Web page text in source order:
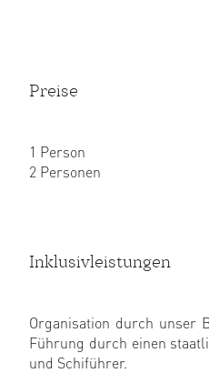
Preise
1 Person
2 Personen
Inklusivleistungen
Organisation durch unser
Führung durch einen
und Schiführer.